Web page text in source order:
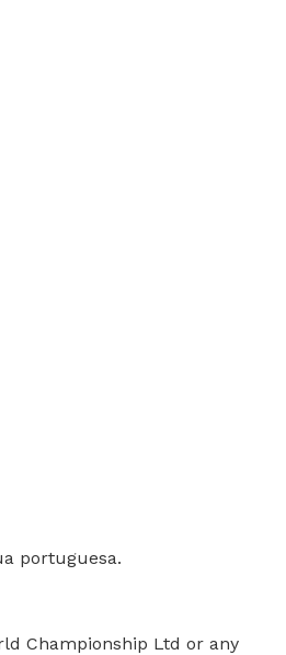
portuguesa.
Championship Ltd or any